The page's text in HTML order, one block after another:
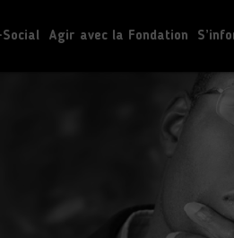
Social Agir avec la Fondation